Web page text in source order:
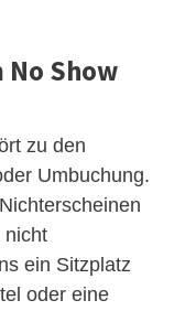
No Show
zu den
Umbuchung.
nicht
ein Sitzplatz
oder eine